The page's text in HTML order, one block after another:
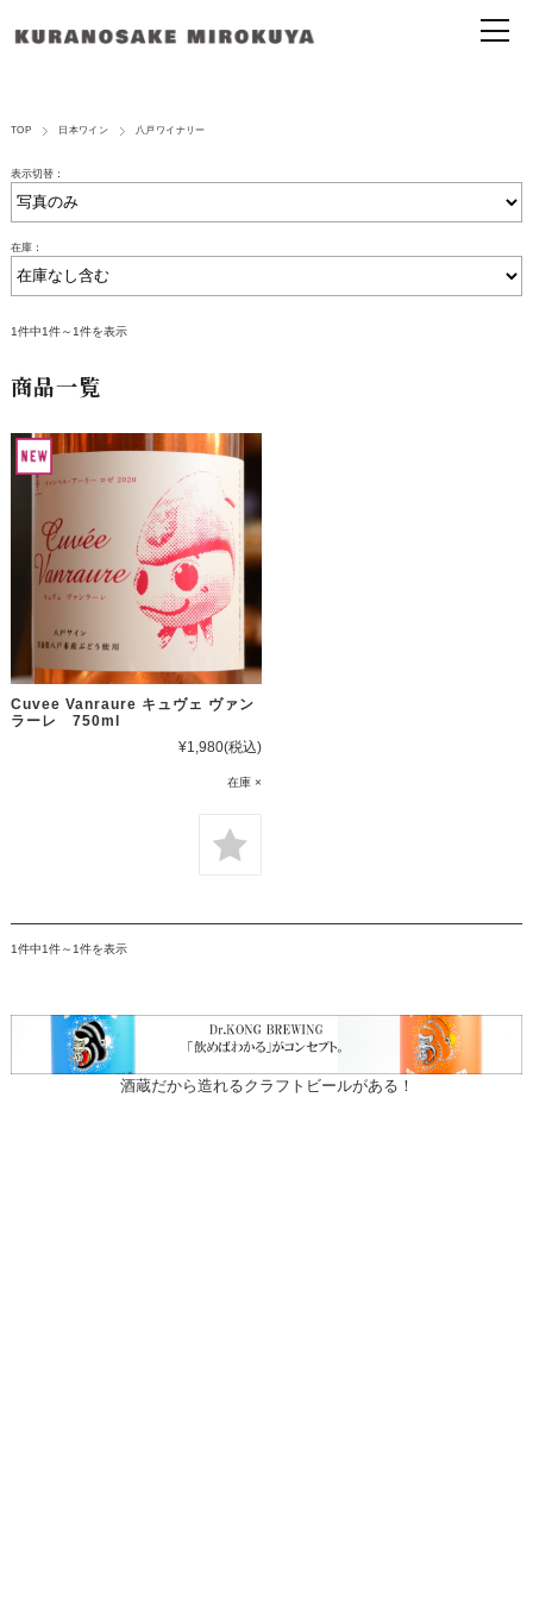
TOP 日本ワイン 八戸ワイナリー
表示切替：
在庫：
1件中1件～1件を表示
商品一覧
Cuvee Vanraure キュヴェ ヴァン
ラーレ 750ml
¥1,980(税込)
在庫 ×
1件中1件～1件を表示
酒蔵だから造れるクラフトビールがある！